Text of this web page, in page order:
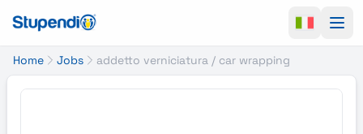
Home Jobs addetto verniciatura / car wrapping